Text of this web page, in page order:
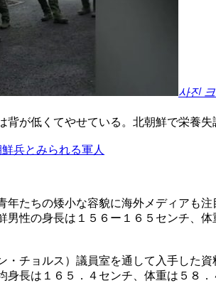
사진
背が低くてやせている。北朝鮮で栄養
兵とみられる軍人
年たちの矮小な容貌に海外メディアも
男性の身長は１５６ー１６５センチ、
チョルス）議員室を通して入手した
身長は１６５．４センチ、体重は５８